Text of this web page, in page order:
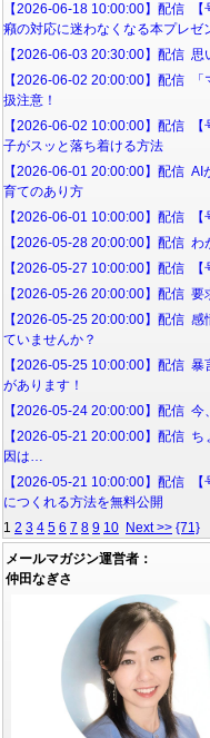
【2026-06-18 10:00:00】配信
癪の対応に迷わなくなる本プレゼ
【2026-06-03 20:30:00】配信
【2026-06-02 20:00:00】配信
扱注意！
【2026-06-02 10:00:00】配信
子がスッと落ち着ける方法
【2026-06-01 20:00:00】配信
育てのあり方
【2026-06-01 10:00:00】配信
【2026-05-28 20:00:00】配信
【2026-05-27 10:00:00】配信
【2026-05-26 20:00:00】配信
【2026-05-25 20:00:00】配信
ていませんか？
【2026-05-25 10:00:00】配信
があります！
【2026-05-24 20:00:00】配信
【2026-05-21 20:00:00】配信
因は…
【2026-05-21 10:00:00】配信
につくれる方法を無料公開
1 2 3 4 5 6 7 8 9 10 Next >> {71}
メールマガジン運営者：
仲田なぎさ